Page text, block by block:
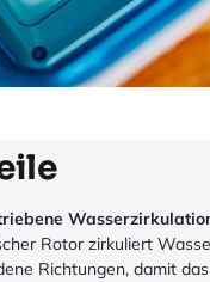
Rotor zirkuliert
Richtungen, damit